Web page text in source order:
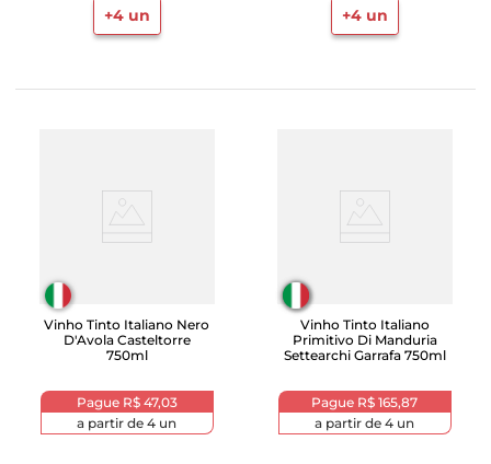
+4un +4un
Vinho Tinto Italiano Nero
D'Avola Casteltorre
750ml
Pague R$ 47,03
a partir de 4 un
Vinho Tinto Italiano
Primitivo Di Manduria
Settearchi Garrafa 750ml
Pague R$ 165,87
a partir de 4 un